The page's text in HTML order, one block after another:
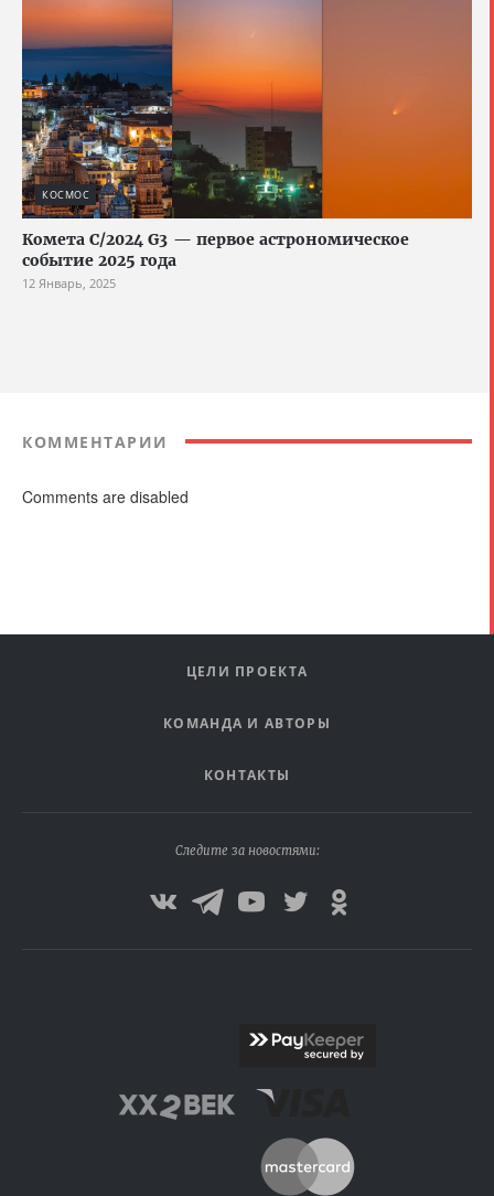
КОСМОС
Комета C/2024 G3 — первое астрономическое
событие 2025 года
12 Январь, 2025
КОММЕНТАРИИ
Comments are disabled
ЦЕЛИ ПРОЕКТА
КОМАНДА И АВТОРЫ
КОНТАКТЫ
Следите за новостями: